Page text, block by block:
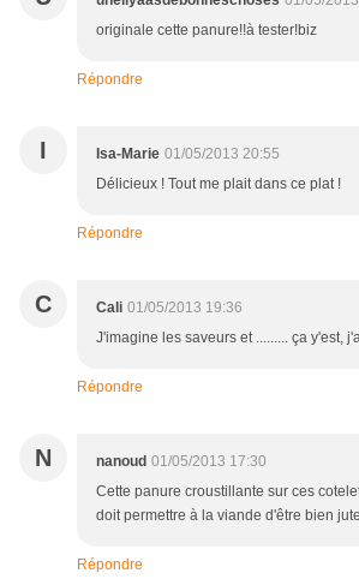
originale cette panure!!à tester!biz
Répondre
I Isa-Marie 01/05/2013 20:55
Délicieux ! Tout me plait dans ce plat !
Répondre
C Cali 01/05/2013 19:36
J'imagine les saveurs et ......... ça y'est,
Répondre
N nanoud 01/05/2013 17:30
Cette panure croustillante sur ces
doit permettre à la viande d'être bien
Répondre